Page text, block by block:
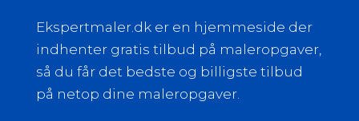
Ekspertmaler.dk er en hjemmeside der
indhenter gratis tilbud på maleropgaver,
så du får det bedste og billigste tilbud
på netop dine maleropgaver.